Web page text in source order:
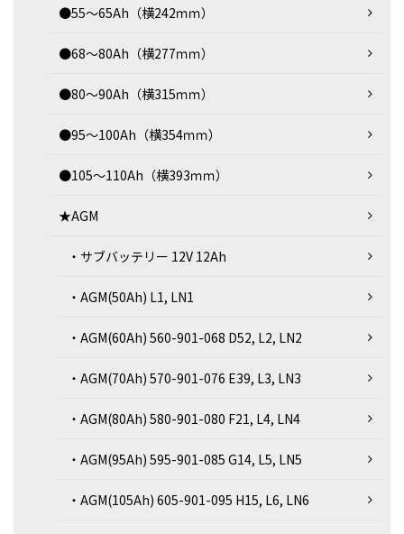
●55～65Ah（横242ｍｍ）
●68～80Ah（横277ｍｍ）
●80～90Ah（横315ｍｍ）
●95～100Ah（横354ｍｍ）
●105～110Ah（横393ｍｍ）
★AGM
・サブバッテリー 12V 12Ah
・AGM(50Ah) L1, LN1
・AGM(60Ah) 560-901-068 D52, L2, LN2
・AGM(70Ah) 570-901-076 E39, L3, LN3
・AGM(80Ah) 580-901-080 F21, L4, LN4
・AGM(95Ah) 595-901-085 G14, L5, LN5
・AGM(105Ah) 605-901-095 H15, L6, LN6